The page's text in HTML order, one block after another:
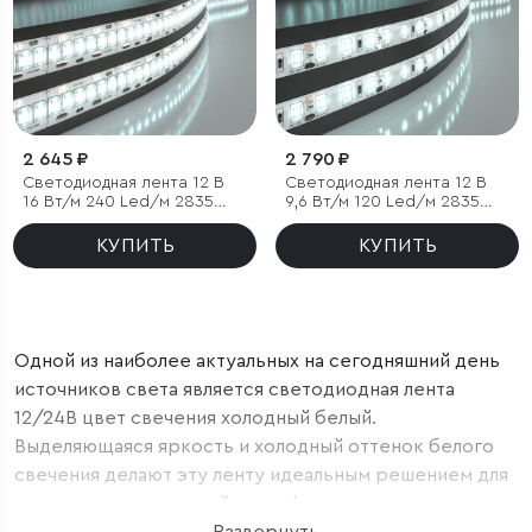
2 645 ₽
Светодиодная лента 12 В
16 Вт/м 240 Led/м 2835
IP65, холодный белый
6500K, 5 мКУПИТЬ
2 790 ₽
Светодиодная лента 12 В
9,6 Вт/м 120 Led/м 2835
IP65, холодный белый
6500K, 5 мКУПИТЬ
Одной из наиболее актуальных на сегодняшний день
источников света является светодиодная лента
12/24В цвет свечения холодный белый.
Выделяющаяся яркость и холодный оттенок белого
свечения делают эту ленту идеальным решением для
создания современной атмосферы в доме или на